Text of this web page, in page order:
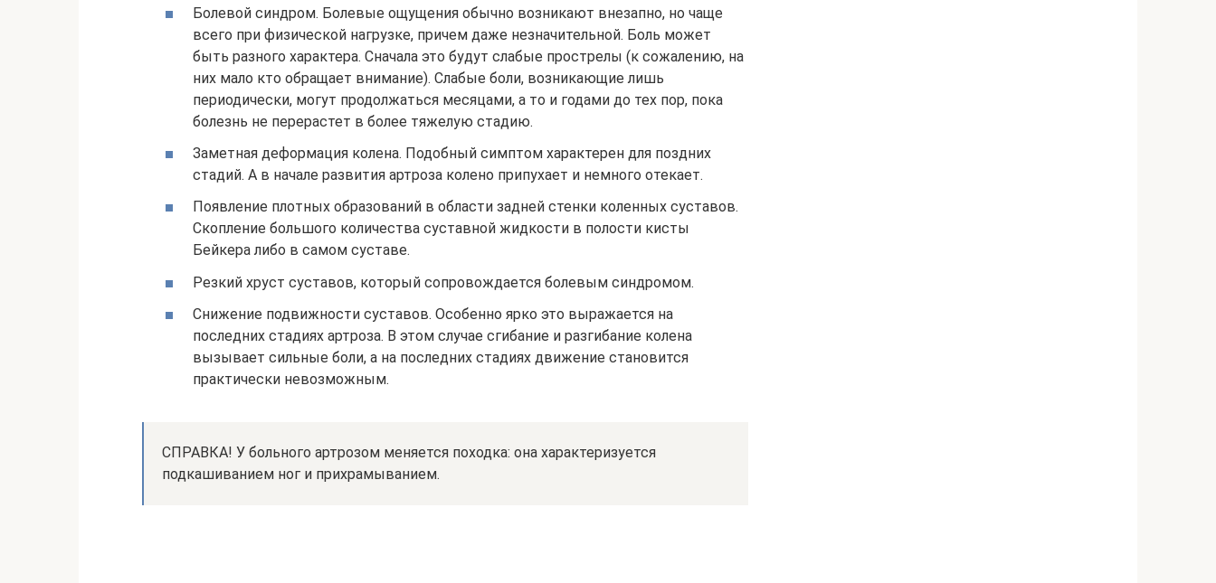
Болевой синдром. Болевые ощущения обычно возникают внезапно, но чаще
всего при физической нагрузке, причем даже незначительной. Боль может
быть разного характера. Сначала это будут слабые прострелы (к сожалению, на
них мало кто обращает внимание). Слабые боли, возникающие лишь
периодически, могут продолжаться месяцами, а то и годами до тех пор, пока
болезнь не перерастет в более тяжелую стадию.
Заметная деформация колена. Подобный симптом характерен для поздних
стадий. А в начале развития артроза колено припухает и немного отекает.
Появление плотных образований в области задней стенки коленных суставов.
Скопление большого количества суставной жидкости в полости кисты
Бейкера либо в самом суставе.
Резкий хруст суставов, который сопровождается болевым синдромом.
Снижение подвижности суставов. Особенно ярко это выражается на
последних стадиях артроза. В этом случае сгибание и разгибание колена
вызывает сильные боли, а на последних стадиях движение становится
практически невозможным.
СПРАВКА! У больного артрозом меняется походка: она характеризуется
подкашиванием ног и прихрамыванием.